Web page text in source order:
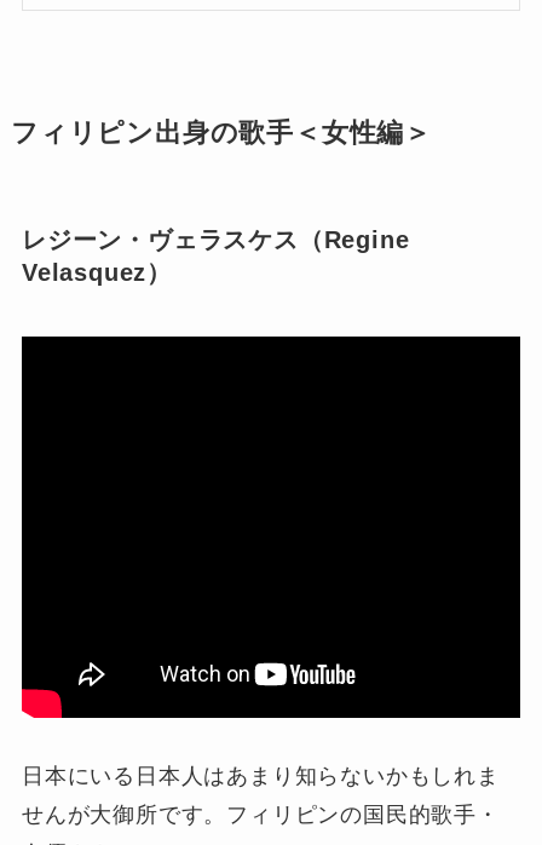
フィリピン出身の歌手＜女性編＞
レジーン・ヴェラスケス（Regine
Velasquez）
日本にいる日本人はあまり知らないかもしれま
せんが大御所です。フィリピンの国民的歌手・